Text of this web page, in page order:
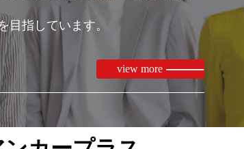
目指しています。
view more